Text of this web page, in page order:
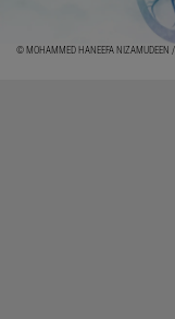
© MOHAMMED HANEEFA NIZAMUDEEN